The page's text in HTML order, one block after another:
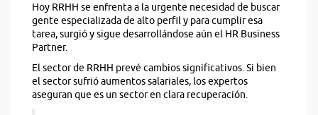
Hoy RRHH se enfrenta a la urgente necesidad de buscar
gente especializada de alto perfil y para cumplir esa
tarea, surgió y sigue desarrollándose aún el HR Business
Partner.
El sector de RRHH prevé cambios significativos. Si bien
el sector sufrió aumentos salariales, los expertos
aseguran que es un sector en clara recuperación.